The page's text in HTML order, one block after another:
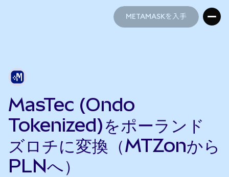
METAMASKを入手
MasTec (Ondo
Tokenized)をポーランド
ズロチに変換（MTZonから
PLNへ）